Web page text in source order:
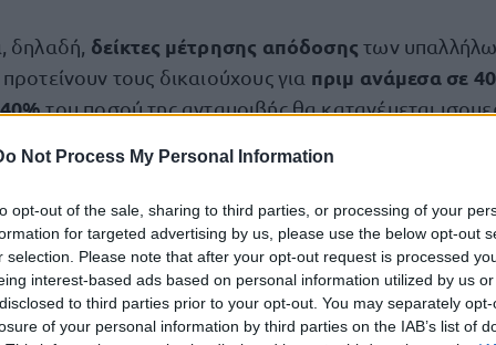
Not Process My Personal Information
opt-out of the sale, sharing to third parties, or processing of your
for targeted advertising by us, please use the below opt-out
selection. Please note that after your opt-out request is processed
interest-based ads based on personal information utilized by us
to third parties prior to your opt-out. You may separately
of your personal information by third parties on the IAB’s list of
δηλαδή, δείκτες μέτρησης απόδοσης των
τους δικαιούχους για πριμ ανάμεσα σε
40%του ποσού της ανταμοιβής θα κατανέμεται
οι προϊστάμενοι εκείνοι που θα ανάβουν στους
το μπόνους, το ανώτατο όριο του οποίου θα είναι
Η μετάφραση σε ευρώ δεν έχει προσδιοριστεί, καθώς
ωστόσο, οι εκτιμήσεις δεδομένης της πιλοτικής
διατάξεις του νόμου 4942 που ψηφίστηκε το